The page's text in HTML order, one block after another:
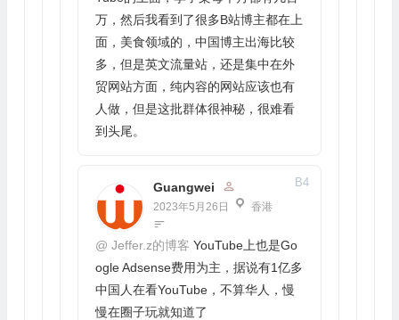
万，然后我看到了很多B站博主都在上
面，美食领域的，中国博主出海比较
多，但是英文流量站，还是集中在外
贸网站方面，纯内容的网站应该也有
人做，但是这批群体很神秘，很难看
到头尾。
Guangwei
2023年5月26日 香港
B4
@ Jeffer.z的博客 YouTube上也是Go
ogle Adsense费用为主，据说有1亿多
中国人在看YouTube，不算华人，慢
慢在圈子玩就知道了